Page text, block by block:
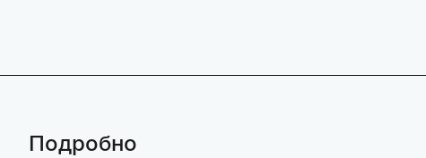
Подробно